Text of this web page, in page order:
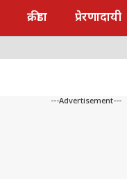
क्रीडा प्रेरणादायी
---Advertisement---